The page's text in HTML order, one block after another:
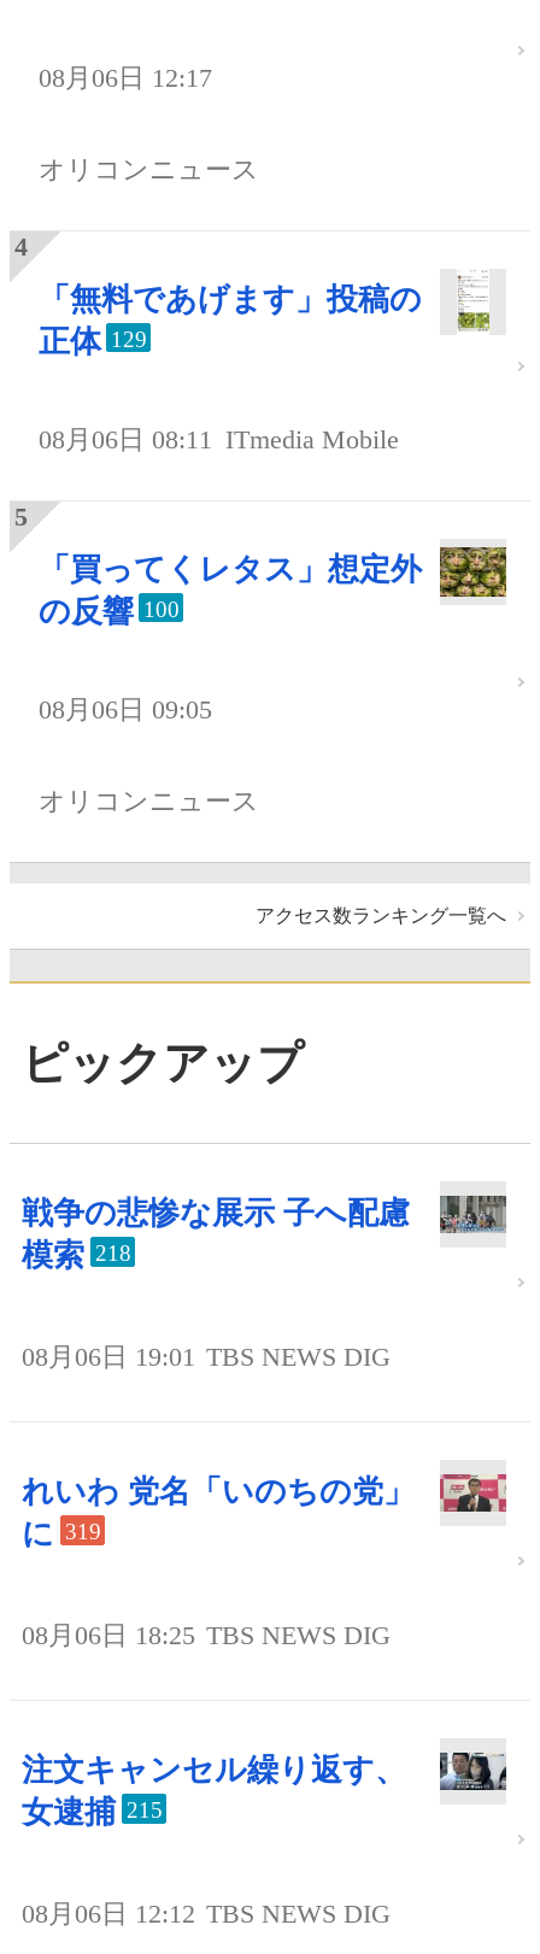
08月06日 12:17
オリコンニュース
「無料であげます」投稿の
正体 129
08月06日 08:11 ITmedia Mobile
「買ってくレタス」想定外
の反響 100
08月06日 09:05
オリコンニュース
アクセス数ランキング一覧へ
ピックアップ
戦争の悲惨な展示 子へ配慮
模索 218
08月06日 19:01 TBS NEWS DIG
れいわ 党名「いのちの党」
に 319
08月06日 18:25 TBS NEWS DIG
注文キャンセル繰り返す、
女逮捕 215
08月06日 12:12 TBS NEWS DIG